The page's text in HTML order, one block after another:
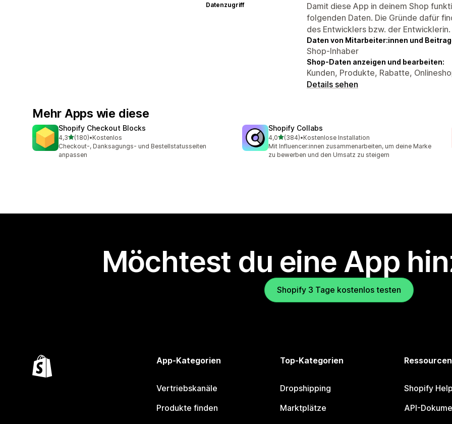
Datenzugriff
Damit diese App in deinem Shop
folgenden Daten. Die Gründe dafür
des Entwicklers bzw. der Entwicklerin.
Daten von Mitarbeiter:innen und
Shop-Inhaber
Shop-Daten anzeigen und bearbeiten:
Kunden, Produkte, Rabatte,
Details sehen
Mehr Apps wie diese
Shopify Checkout Blocks
4,3von 5 Sternen
(180)
180 Rezensionen insgesamt
•Kostenlos
Checkout-, Danksagungs- und Bestellstatusseiten
anpassen
Shopify Collabs
4,0von 5 Sternen
(384)
384 Rezensionen insgesamt
•Kostenlose Installation
Mit Influencer:innen zusammenarbeiten, um deine Marke
zu bewerben und den Umsatz zu steigern
Möchtest du eine App
Shopify 3 Tage kostenlos testen
App-Kategorien
Vertriebskanäle
Produkte finden
Top-Kategorien
Dropshipping
Marktplätze
Ressourcen
Shopify
API-